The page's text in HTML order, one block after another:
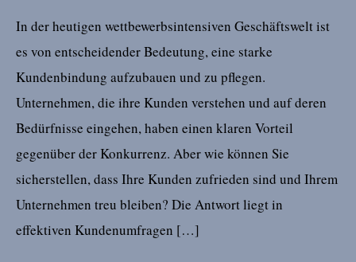
In der heutigen wettbewerbsintensiven Geschäftswelt ist
es von entscheidender Bedeutung, eine starke
Kundenbindung aufzubauen und zu pflegen.
Unternehmen, die ihre Kunden verstehen und auf deren
Bedürfnisse eingehen, haben einen klaren Vorteil
gegenüber der Konkurrenz. Aber wie können Sie
sicherstellen, dass Ihre Kunden zufrieden sind und Ihrem
Unternehmen treu bleiben? Die Antwort liegt in
effektiven Kundenumfragen […]